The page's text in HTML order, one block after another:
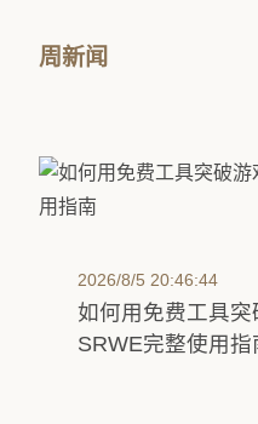
周新闻
2026/8/5 20:46:44
如何用免费工具突
SRWE完整使用指